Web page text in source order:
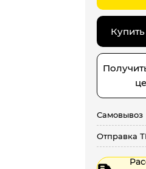
Самовывоз
Отправка